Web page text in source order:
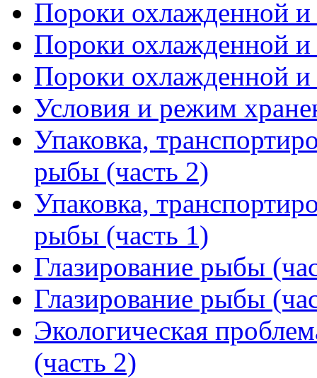
Пороки охлажденной
Пороки охлажденной
Пороки охлажденной
Условия и режим
Упаковка,
рыбы (часть 2)
Упаковка,
рыбы (часть 1)
Глазирование рыбы
Глазирование рыбы
Экологическая
(часть 2)